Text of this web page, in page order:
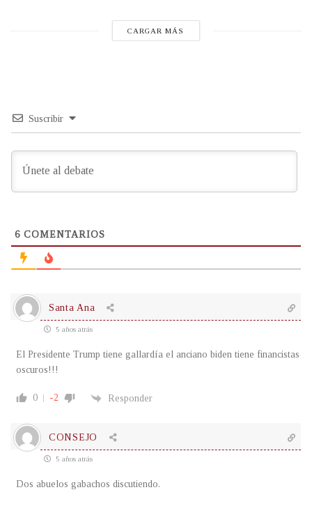
CARGAR MÁS
Suscribir
6 COMENTARIOS
Santa Ana
5 años atrás
El Presidente Trump tiene gallardía el anciano biden tiene financistas
oscuros!!!
0 -2 Responder
CONSEJO
5 años atrás
Dos abuelos gabachos discutiendo.